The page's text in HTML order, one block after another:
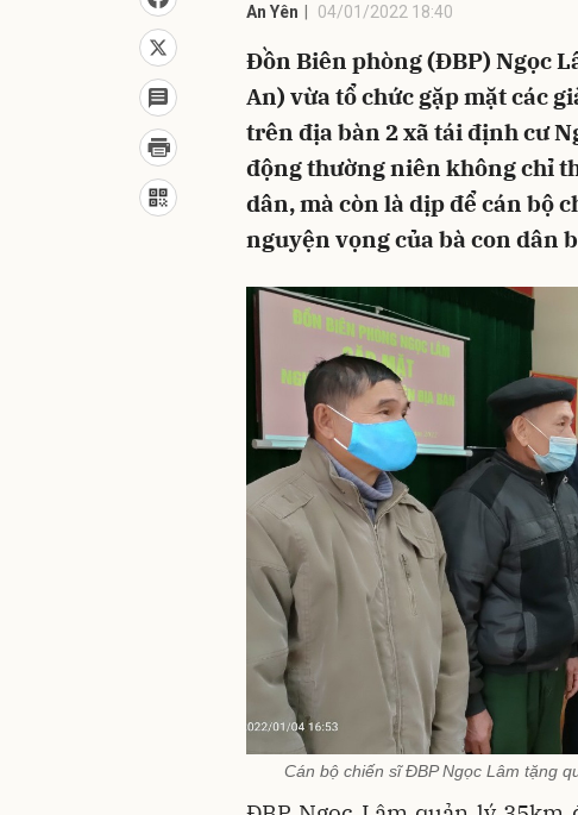
An Yên 04/01/2022 18:40
Đồn Biên phòng (ĐBP) Ngọc
An) vừa tổ chức gặp mặt các
trên địa bàn 2 xã tái định cư
động thường niên không chỉ
dân, mà còn là dịp để cán bộ
nguyện vọng của bà con dân
Cán bộ chiến sĩ ĐBP Ngọc Lâm tặng